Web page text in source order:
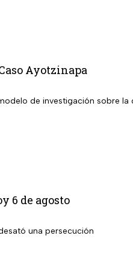
Ayotzinapa
de investigación sobre la
6 de agosto
una persecución